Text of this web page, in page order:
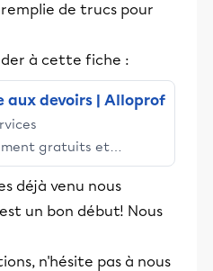
de trucs pour
à cette fiche :
aux devoirs | Alloprof
gratuits et
engage les élèves
dans la réussite
déjà venu nous
un bon début! Nous
n'hésite pas à nous